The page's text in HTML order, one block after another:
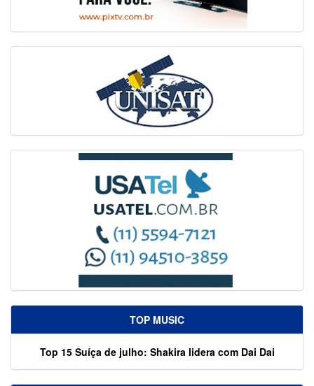
TOP MUSIC
Top 15 Suíça de julho: Shakira lidera com Dai Dai